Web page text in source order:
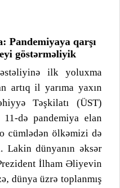
Pandemiyaya qarşı
göstərməliyik
ilk yoluxma
artıq il yarıma yaxın
Təşkilatı (ÜST)
də pandemiya elan
cümlədən ölkəmizi də
Lakin dünyanın əksər
İlham Əliyevin
dünya üzrə toplanmış